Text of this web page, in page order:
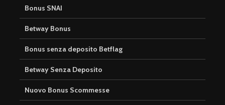
Bonus SNAI
Betway Bonus
Bonus senza deposito Betflag
Betway Senza Deposito
Nuovo Bonus Scommesse